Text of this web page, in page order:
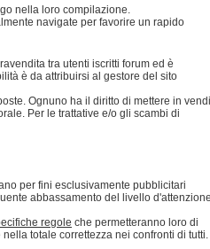
nella loro compilazione.
navigate per favorire un rapido
tra utenti iscritti forum ed è
è da attribuirsi al gestore del sito
Ognuno ha il diritto di mettere in
Per le trattative e/o gli scambi di
per fini esclusivamente pubblicitari
abbassamento del livello d'attenzione
regole che permetteranno loro di
totale correttezza nei confronti di tutti.